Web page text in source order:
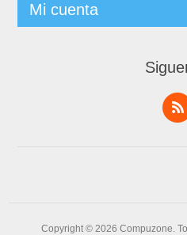
Mi cuenta
Copyright © 2026 Compuzone.